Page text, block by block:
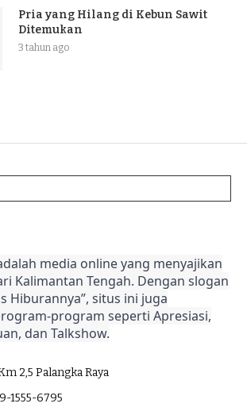
Pria yang Hilang di Kebun Sawit
Ditemukan
3 tahun ago
media online yang menyajikan
Kalimantan Tengah. Dengan slogan
Hiburannya”, situs ini juga
program seperti Apresiasi,
dan Talkshow.
2,5 Palangka Raya
1555-6795